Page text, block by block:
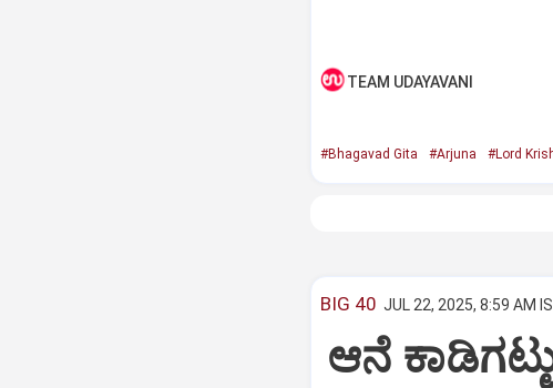
TEAM UDAYAVANI
#Bhagavad Gita #Arjuna #Lord
BIG 40 JUL 22, 2025, 8:59 AM
ಆನೆ